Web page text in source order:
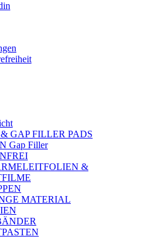
GAP FILLER PADS
Gap Filler
&
MATERIAL